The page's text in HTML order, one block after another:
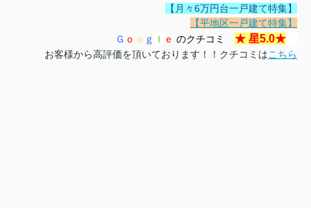
【月々6万円台一戸建て特集】
【平地区一戸建て特集】
Ｇ ｏ ｏ ｇ ｌ ｅ のクチコミ ★ 星5.0★
お客様から高評価を頂いております！！クチコミはこちら